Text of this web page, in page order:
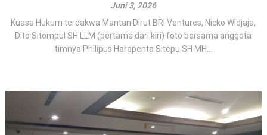
Juni 3, 2026
Kuasa Hukum terdakwa Mantan Dirut BRI Ventures, Nicko Widjaja,
Dito Sitompul SH LLM (pertama dari kiri) foto bersama anggota
timnya Philipus Harapenta Sitepu SH MH...